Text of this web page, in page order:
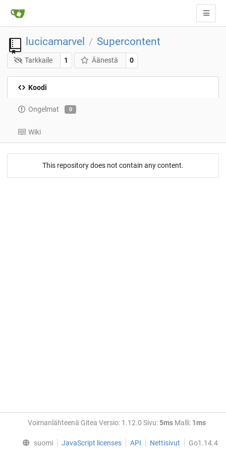
lucicamarvel / Supercontent
Tarkkaile 1 Äänestä 0
Koodi
Ongelmat 0
Wiki
This repository does not contain any content.
Voimanlähteenä Gitea Versio: 1.12.0 Sivu: 5msMalli: 1ms
suomi JavaScript licenses API Nettisivut Go1.14.4